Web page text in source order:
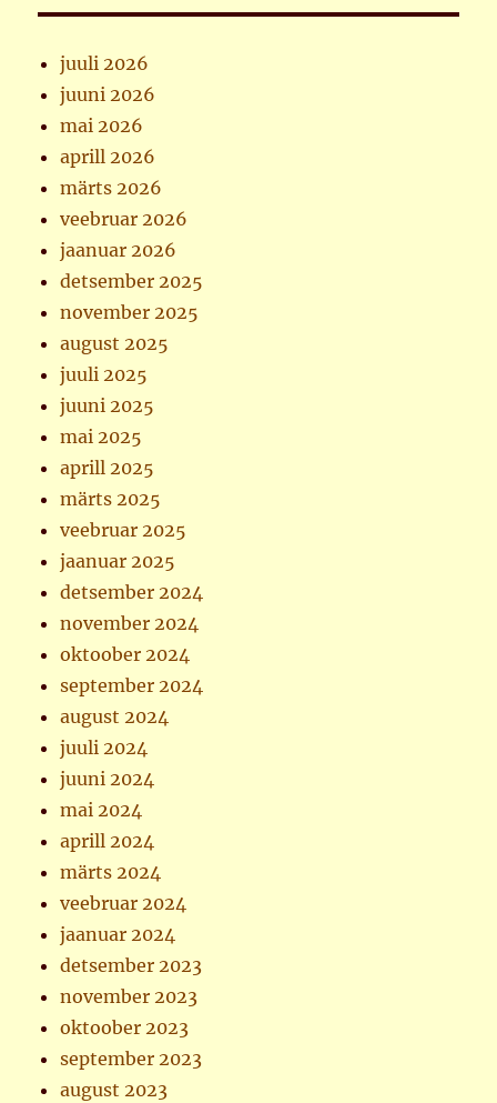
juuli 2026
juuni 2026
mai 2026
aprill 2026
märts 2026
veebruar 2026
jaanuar 2026
detsember 2025
november 2025
august 2025
juuli 2025
juuni 2025
mai 2025
aprill 2025
märts 2025
veebruar 2025
jaanuar 2025
detsember 2024
november 2024
oktoober 2024
september 2024
august 2024
juuli 2024
juuni 2024
mai 2024
aprill 2024
märts 2024
veebruar 2024
jaanuar 2024
detsember 2023
november 2023
oktoober 2023
september 2023
august 2023